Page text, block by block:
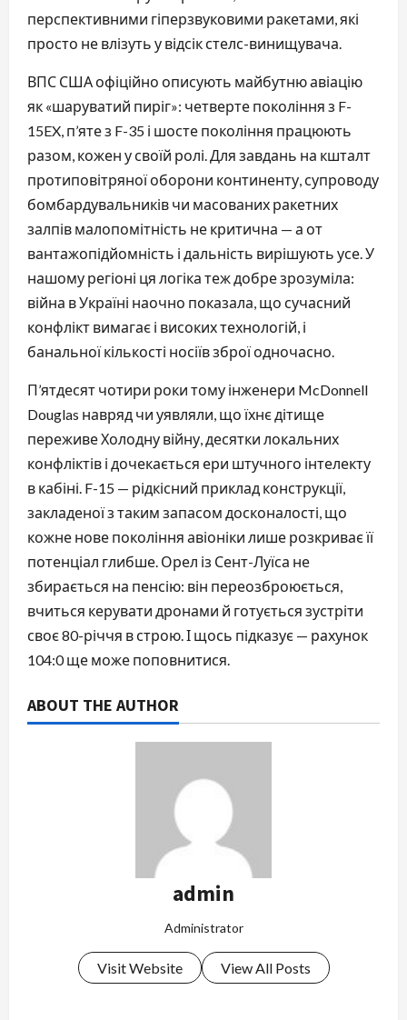
перспективними гіперзвуковими ракетами, які
просто не влізуть у відсік стелс-винищувача.
ВПС США офіційно описують майбутню авіацію
як «шаруватий пиріг»: четверте покоління з F-
15EX, п’яте з F-35 і шосте покоління працюють
разом, кожен у своїй ролі. Для завдань на кшталт
протиповітряної оборони континенту, супроводу
бомбардувальників чи масованих ракетних
залпів малопомітність не критична — а от
вантажопідйомність і дальність вирішують усе. У
нашому регіоні ця логіка теж добре зрозуміла:
війна в Україні наочно показала, що сучасний
конфлікт вимагає і високих технологій, і
банальної кількості носіїв зброї одночасно.
П’ятдесят чотири роки тому інженери McDonnell
Douglas навряд чи уявляли, що їхнє дітище
переживе Холодну війну, десятки локальних
конфліктів і дочекається ери штучного інтелекту
в кабіні. F-15 — рідкісний приклад конструкції,
закладеної з таким запасом досконалості, що
кожне нове покоління авіоніки лише розкриває її
потенціал глибше. Орел із Сент-Луїса не
збирається на пенсію: він переозброюється,
вчиться керувати дронами й готується зустріти
своє 80-річчя в строю. І щось підказує — рахунок
104:0 ще може поповнитися.
ABOUT THE AUTHOR
admin
Administrator
Visit Website View All Posts